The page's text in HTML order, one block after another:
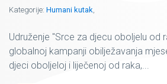
Kategorije: Humani kutak,
Udruženje "Srce za djecu oboljelu od
globalnoj kampanji obilježavanja
djeci oboljeloj i liječenoj od raka,...